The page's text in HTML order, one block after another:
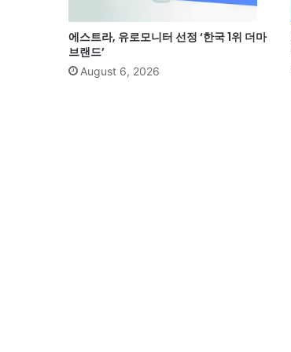
에스트라, 유로모니터 선정 ‘한국 1위 더마
브랜드’
August 6, 2026